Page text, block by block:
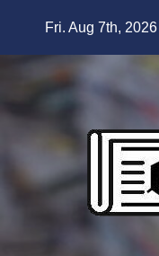
Fri. Aug 7th, 2026